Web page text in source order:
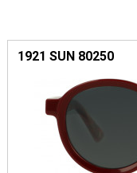
1921 SUN 80250